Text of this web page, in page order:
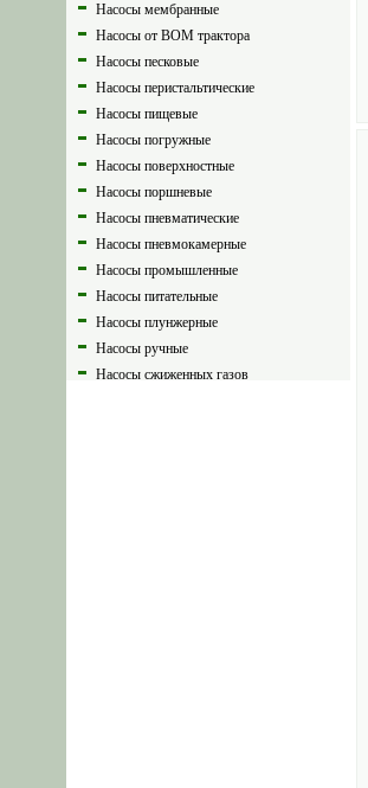
Насосы мембранные
Насосы от ВОМ трактора
Насосы песковые
Насосы перистальтические
Насосы пищевые
Насосы погружные
Насосы поверхностные
Насосы поршневые
Насосы пневматические
Насосы пневмокамерные
Насосы промышленные
Насосы питательные
Насосы плунжерные
Насосы ручные
Насосы сжиженных газов